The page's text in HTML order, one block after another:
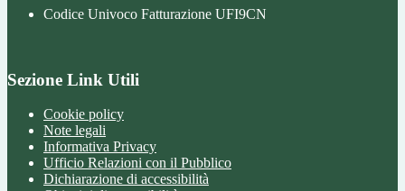
Codice Univoco Fatturazione UFI9CN
Sezione Link Utili
Cookie policy
Note legali
Informativa Privacy
Ufficio Relazioni con il Pubblico
Dichiarazione di accessibilità